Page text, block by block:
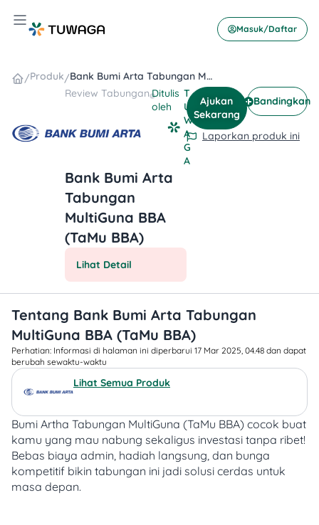
Hamburger Toggle Menu
Masuk/Daftar
/Produk/ Bank Bumi Arta Tabungan MultiGuna BBA (TaMu BBA)
Bank Bumi Arta
Tabungan
MultiGuna BBA
(TaMu BBA)
Review TabunganDitulis
oleh
T
U
W
A
G
A
Lihat Detail
Ajukan
Sekarang
Bandingkan
Laporkan produk ini
Tentang Bank Bumi Arta Tabungan
MultiGuna BBA (TaMu BBA)
Perhatian: Informasi di halaman ini diperbarui 17 Mar 2025, 04.48 dan dapat
berubah sewaktu-waktu​
Lihat Semua Produk
Bumi Artha Tabungan MultiGuna (TaMu BBA) cocok buat
kamu yang mau nabung sekaligus investasi tanpa ribet!
Bebas biaya admin, hadiah langsung, dan bunga
kompetitif bikin tabungan ini jadi solusi cerdas untuk
masa depan.